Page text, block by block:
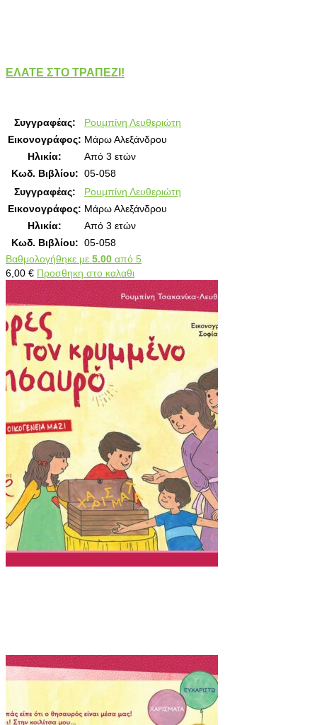
ΕΛΑΤΕ ΣΤΟ ΤΡΑΠΕΖΙ!
Συγγραφέας:
Ρουμπίνη Λευθεριώτη
Εικονογράφος: Μάρω Αλεξάνδρου
Ηλικία:
Από 3 ετών
Κωδ. Βιβλίου: 05-058
Συγγραφέας:
Ρουμπίνη Λευθεριώτη
Εικονογράφος: Μάρω Αλεξάνδρου
Ηλικία:
Από 3 ετών
Κωδ. Βιβλίου: 05-058
Βαθμολογήθηκε με 5.00 από 5
6,00 € Προσθηκη στο καλαθι